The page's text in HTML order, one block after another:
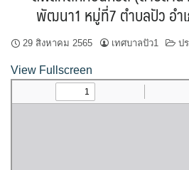
กองคลัง
กองยุทธศาสตร์และงบประมาณ
พัฒนา1 หมู่ที่7 ตำบลปัว อำ
29 สิงหาคม 2565 เทศบาลปัว1 ป
View Fullscreen